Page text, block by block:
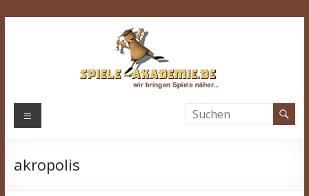
Spiele-
Wir
Menü
akropolis